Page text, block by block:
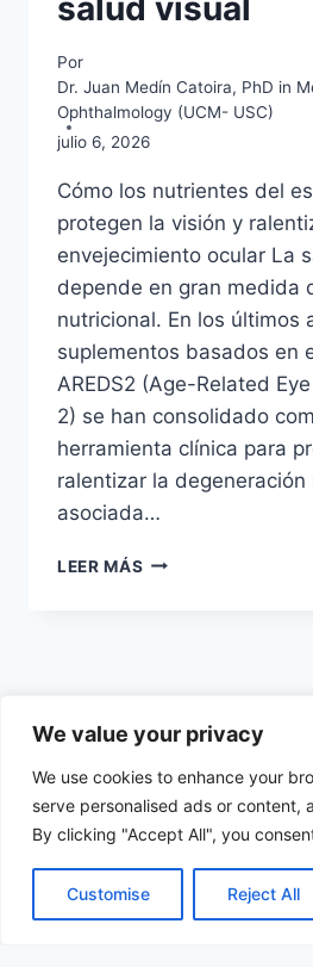
We value your privacy
We use cookies to enhance your
serve personalised ads or content,
By clicking "Accept All", you
Customise Reject All
salud visual
Por
Dr. Juan Medín Catoira, PhD in
Ophthalmology (UCM- USC)
julio 6, 2026
Cómo los nutrientes del
protegen la visión y
envejecimiento ocular La
depende en gran medida
nutricional. En los últimos
suplementos basados en
AREDS2 (Age-Related
2) se han consolidado
herramienta clínica para
ralentizar la degeneración
asociada…
LEER MÁS SUPLEMENTOS
Y
VISUAL
© 2026 Oftalmoceuta -
· Dr. Medín - Tema para
WP